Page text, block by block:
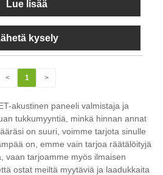
Lue lisää
kysely
< 1 >
akustinen paneeli valmistaja ja
tukkumyyntiä, minkä hinnan annat
on suuri, voimme tarjota sinulle
on, emme vain tarjoa räätälöityjä
vaan tarjoamme myös ilmaisen
ostat meiltä myytäviä ja laadukkaita